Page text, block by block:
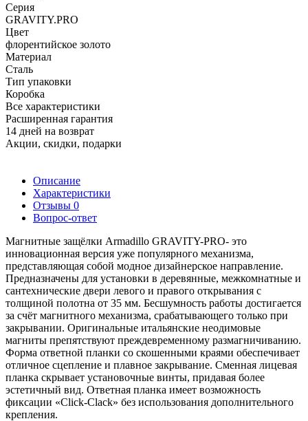
Серия
GRAVITY.PRO
Цвет
флорентийское золото
Материал
Сталь
Тип упаковки
Коробка
Все характеристики
Расширенная гарантия
14 дней на возврат
Акции, скидки, подарки
Описание
Характеристики
Отзывы 0
Вопрос-ответ
Магнитные защёлки Armadillo GRAVITY-PRO- это
инновационная версия уже популярного механизма,
представляющая собой модное дизайнерское направление.
Предназначены для установки в деревянные, межкомнатные и
сантехнические двери левого и правого открывания с
толщиной полотна от 35 мм. Бесшумность работы достигается
за счёт магнитного механизма, срабатывающего только при
закрывании. Оригинальные итальянские неодимовые
магниты препятствуют преждевременному размагничиванию.
Форма ответной планки со скошенными краями обеспечивает
отличное сцепление и плавное закрывание. Сменная лицевая
планка скрывает установочные винты, придавая более
эстетичный вид. Ответная планка имеет возможность
фиксации «Click-Clack» без использования дополнительного
крепления.